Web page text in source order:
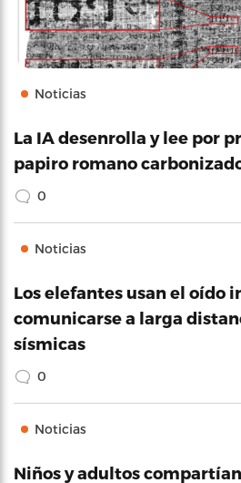
Noticias
La IA desenrolla y lee por
papiro romano
0
Noticias
Los elefantes usan el oído
comunicarse a larga
sísmicas
0
Noticias
Niños y adultos